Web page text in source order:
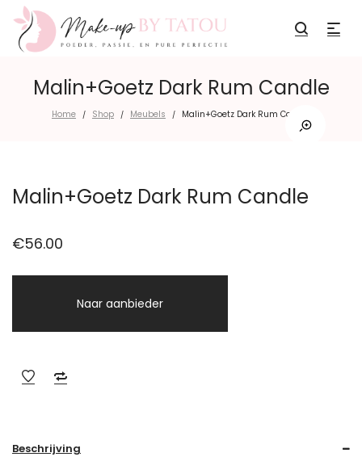
Malin+Goetz Dark Rum Candle
Home / Shop / Meubels / Malin+Goetz Dark Rum Candle
Malin+Goetz Dark Rum Candle
€56.00
Naar aanbieder
Beschrijving